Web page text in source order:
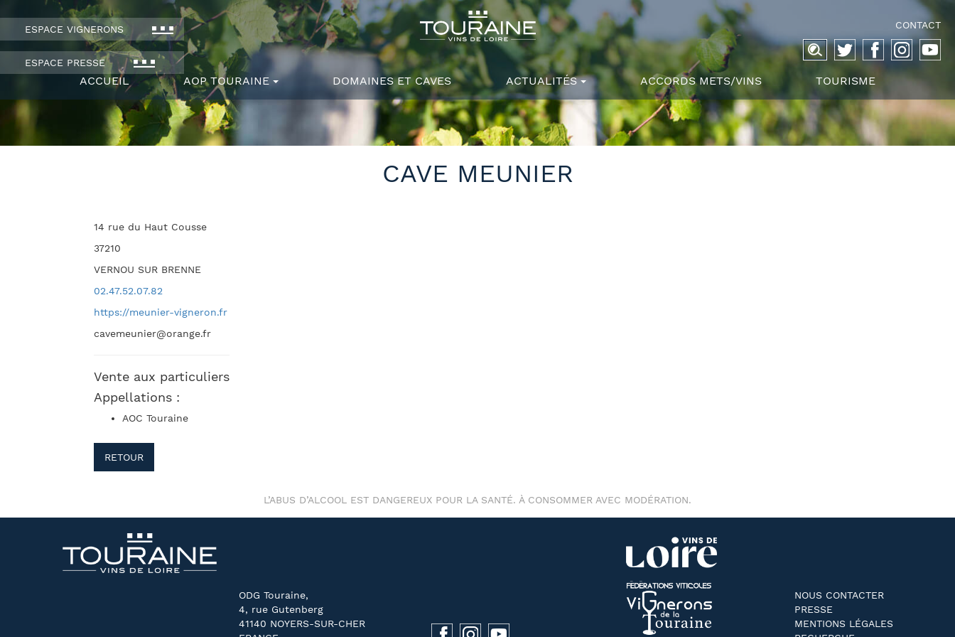
ESPACE VIGNERONS
ESPACE PRESSE
CONTACT
Recherche
pour :
ACCUEIL AOP TOURAINE DOMAINES ET CAVES ACTUALITÉS ACCORDS METS/VINS TOURISME
CAVE MEUNIER
14 rue du Haut Cousse
37210
VERNOU SUR BRENNE
02.47.52.07.82
https://meunier-vigneron.fr
cavemeunier@orange.fr
Vente aux particuliers
Appellations :
AOC Touraine
RETOUR
L’ABUS D’ALCOOL EST DANGEREUX POUR LA SANTÉ. À CONSOMMER AVEC MODÉRATION.
ODG Touraine,
4, rue Gutenberg
41140 NOYERS-SUR-CHER
NOUS CONTACTER
PRESSE
MENTIONS LÉGALES